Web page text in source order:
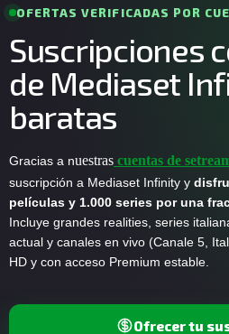
OFERTAS VERIFICADAS POR
Suscripciones
de Mediaset
baratas
Gracias a nuestras cuentas de
suscripción a Mediaset Infinity y
películas y 1.000 series por una
Incluye grandes realities, series
actual y canales en vivo (Canale 5,
HD y con acceso Premium estable.
Ofrecer tu